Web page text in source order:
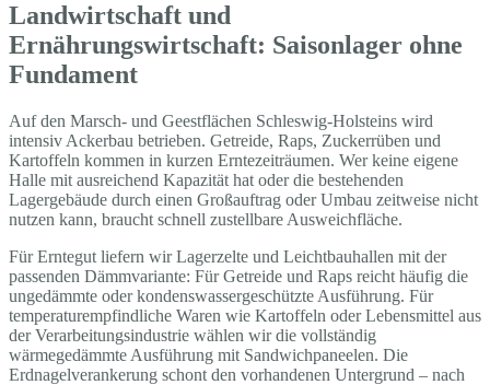
Landwirtschaft und
Ernährungswirtschaft: Saisonlager ohne
Fundament
Auf den Marsch- und Geestflächen Schleswig-Holsteins wird
intensiv Ackerbau betrieben. Getreide, Raps, Zuckerrüben und
Kartoffeln kommen in kurzen Erntezeiträumen. Wer keine eigene
Halle mit ausreichend Kapazität hat oder die bestehenden
Lagergebäude durch einen Großauftrag oder Umbau zeitweise nicht
nutzen kann, braucht schnell zustellbare Ausweichfläche.
Für Erntegut liefern wir Lagerzelte und Leichtbauhallen mit der
passenden Dämmvariante: Für Getreide und Raps reicht häufig die
ungedämmte oder kondenswassergeschützte Ausführung. Für
temperaturempfindliche Waren wie Kartoffeln oder Lebensmittel aus
der Verarbeitungsindustrie wählen wir die vollständig
wärmegedämmte Ausführung mit Sandwichpaneelen. Die
Erdnagelverankerung schont den vorhandenen Untergrund – nach